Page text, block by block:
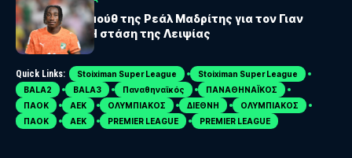
Πρόταση-μαμούθ της Ρεάλ Μαδρίτης για τον Γιαν
Ντιομαντέ – Η στάση της Λειψίας
Quick Links: Stoiximan Super League
Stoiximan Super League
BALA2
BALA3 Παναθηναϊκός
ΠΑΝΑΘΗΝΑΪΚΟΣ
ΠΑΟΚ
ΑΕΚ ΟΛΥΜΠΙΑΚΟΣ ΔΙΕΘΝΗ
ΟΛΥΜΠΙΑΚΟΣ
ΠΑΟΚ
ΑΕΚ PREMIER LEAGUE PREMIER LEAGUE